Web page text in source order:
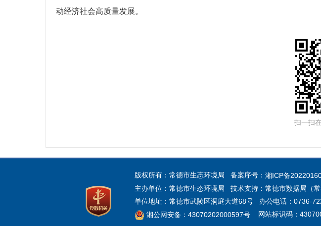
动经济社会高质量发展。
扫一扫
版权所有：常德市生态环境局 备案序号： 湘ICP备
主办单位：常德市生态环境局 技术支持：常德市数据局（常
单位地址：常德市武陵区洞庭大道68号 办公电话：0736-
湘公网安备：43070202000597号 网站标识码：